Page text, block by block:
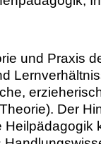
und Praxis
Der